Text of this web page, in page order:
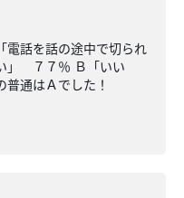
電話を話の途中で切られ
」 ７７％ Ｂ「いい
通はＡでした！